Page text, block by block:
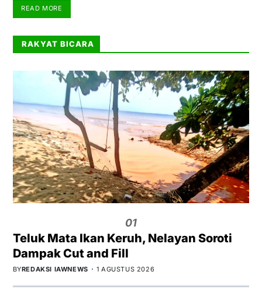
READ MORE
RAKYAT BICARA
01
Teluk Mata Ikan Keruh, Nelayan Soroti
Dampak Cut and Fill
BYREDAKSI IAWNEWS 1 AGUSTUS 2026